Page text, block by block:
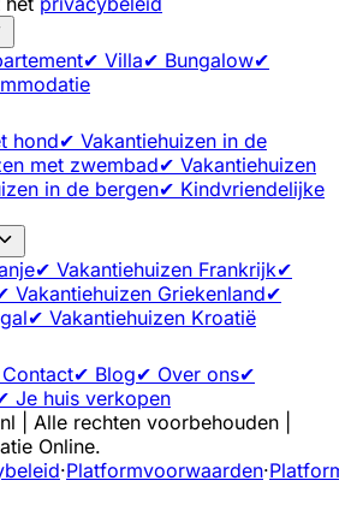
✔ Villa✔ Bungalow✔
hond✔ Vakantiehuizen in de
met zwembad✔ Vakantiehuizen
in de bergen✔ Kindvriendelijke
✔ Vakantiehuizen Frankrijk✔
Vakantiehuizen Griekenland✔
✔ Vakantiehuizen Kroatië
✔ Blog✔ Over ons✔
Je huis verkopen
| Alle rechten voorbehouden |
Online.
·Platformvoorwaarden·